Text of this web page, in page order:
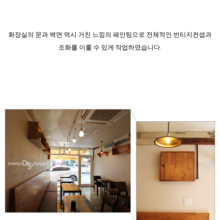
화장실의 문과 벽면 역시 거친 느낌의 페인팅으로 전체적인 빈티지컨셉과
조화를 이룰 수 있게 작업하였습니다.